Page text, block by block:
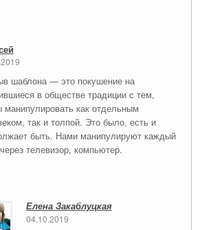
шаблона — это покушение на
в обществе традиции с тем,
манипулировать как отдельным
так и толпой. Это было, есть и
быть. Нами манипулируют каждый
телевизор, компьютер.
Елена Закаблуцкая
04.10.2019